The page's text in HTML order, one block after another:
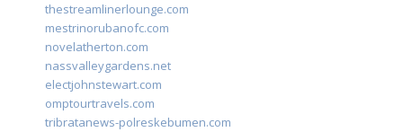
thestreamlinerlounge.com
mestrinorubanofc.com
novelatherton.com
nassvalleygardens.net
electjohnstewart.com
omptourtravels.com
tribratanews-polreskebumen.com